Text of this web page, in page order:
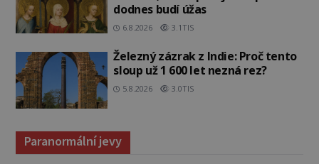
dodnes budí úžas
6.8.2026 3.1TIS
Železný zázrak z Indie: Proč tento
sloup už 1 600 let nezná rez?
5.8.2026 3.0TIS
Paranormální jevy